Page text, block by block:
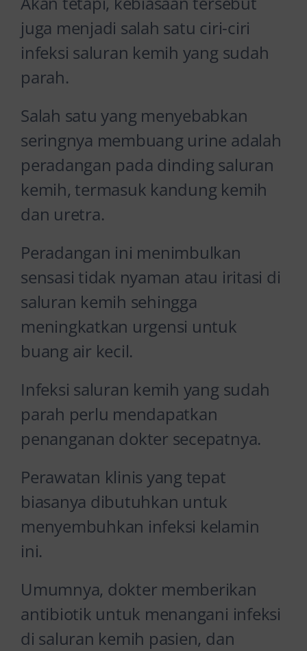
juga menjadi salah satu ciri-ciri
infeksi saluran kemih yang sudah
parah.
Salah satu yang menyebabkan
seringnya membuang urine adalah
peradangan pada dinding saluran
kemih, termasuk kandung kemih
dan uretra.
Peradangan ini menimbulkan
sensasi tidak nyaman atau iritasi di
saluran kemih sehingga
meningkatkan urgensi untuk
buang air kecil.
Infeksi saluran kemih yang sudah
parah perlu mendapatkan
penanganan dokter secepatnya.
Perawatan klinis yang tepat
biasanya dibutuhkan untuk
menyembuhkan infeksi kelamin
ini.
Umumnya, dokter memberikan
antibiotik untuk menangani infeksi
di saluran kemih pasien, dan